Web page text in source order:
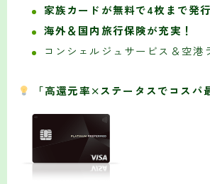
家族カードが無料で4枚まで発
海外＆国内旅行保険が充実！
コンシェルジュサービス＆空港
「高還元率×ステータスでコスパ